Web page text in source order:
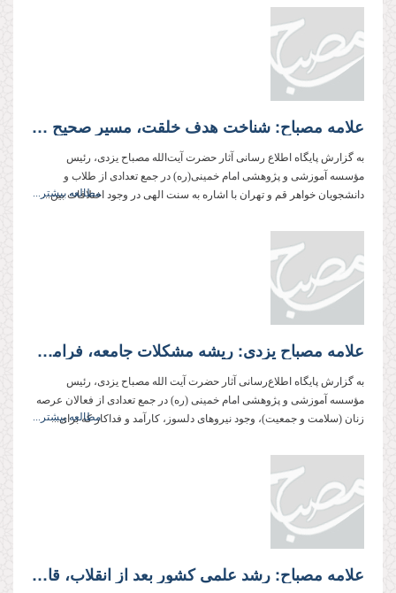
علامه مصباح: شناخت هدف خلقت، مسیر صحیح زندگی را به انسان نشان می‌هد
به گزارش پایگاه اطلاع رسانی آثار حضرت آیت‌الله مصباح یزدی، رئیس
مؤسسه آموزشی و پژوهشی امام خمینی‌(ره) در جمع تعدادی از طلاب و
دانشجویان خواهر قم و تهران با اشاره به سنت الهی در وجود اختلافات بین...
مطالعه بیشتر...
علامه مصباح یزدی: ریشه مشکلات جامعه، فراموش شدن دین است
به گزارش پایگاه اطلاع‌رسانی آثار حضرت آیت الله مصباح یزدی،‌ رئیس
مؤسسه آموزشی و پژوهشی امام خمینی (ره) در جمع تعدادی از فعالان عرصه
زنان (سلامت و جمعیت)، وجود نیروهای دلسوز، کارآمد و فداکار که برای...
مطالعه بیشتر...
علامه مصباح: رشد علمی کشور بعد از انقلاب، قابل مقایسه با قبل از آن نیست